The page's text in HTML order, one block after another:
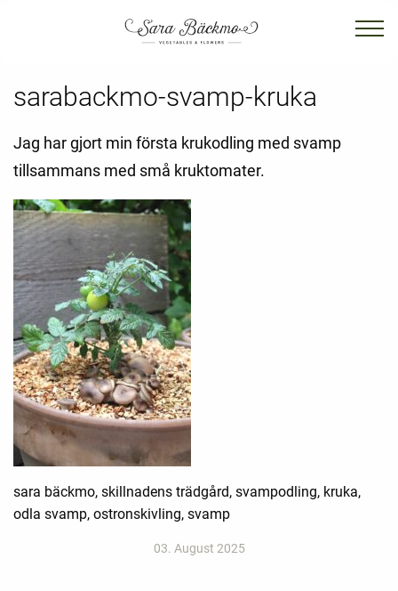
sarabackmo-svamp-kruka
Jag har gjort min första krukodling med svamp
tillsammans med små kruktomater.
sara bäckmo, skillnadens trädgård, svampodling, kruka,
odla svamp, ostronskivling, svamp
03. August 2025